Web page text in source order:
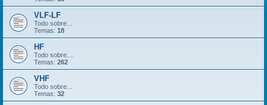
VLF-LF
Todo sobre...
Temas: 18
HF
Todo sobre....
Temas: 262
VHF
Todo sobre...
Temas: 32